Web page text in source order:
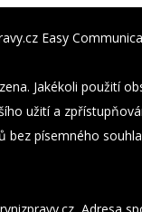
Easy
Jakékoli použití
užití a
bez písemného